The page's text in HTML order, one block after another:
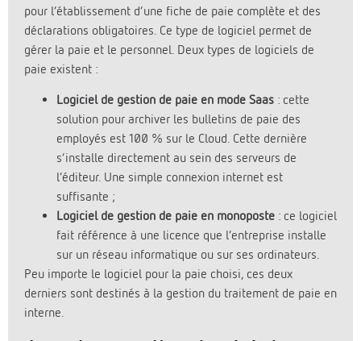
pour l’établissement d’une fiche de paie complète et des
déclarations obligatoires. Ce type de logiciel permet de
gérer la paie et le personnel. Deux types de logiciels de
paie existent :
Logiciel de gestion de paie en mode Saas : cette
solution pour archiver les bulletins de paie des
employés est 100 % sur le Cloud. Cette dernière
s’installe directement au sein des serveurs de
l’éditeur. Une simple connexion internet est
suffisante ;
Logiciel de gestion de paie en monoposte : ce logiciel
fait référence à une licence que l’entreprise installe
sur un réseau informatique ou sur ses ordinateurs.
Peu importe le logiciel pour la paie choisi, ces deux
derniers sont destinés à la gestion du traitement de paie en
interne.